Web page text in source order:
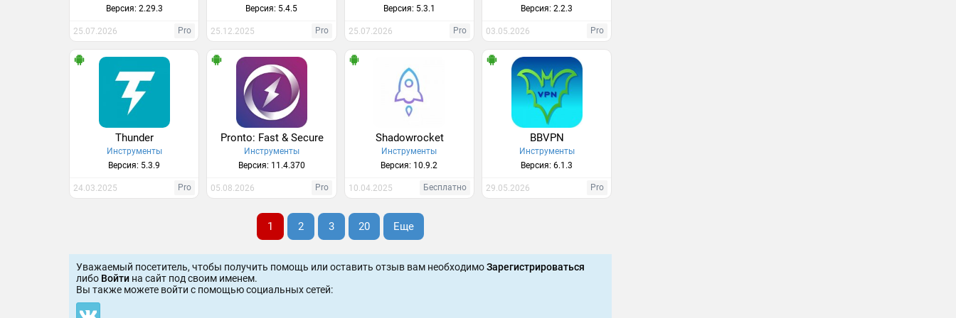
Версия: 2.29.3
25.07.2026 Pro
Версия: 5.4.5
25.12.2025 Pro
Версия: 5.3.1
25.07.2026 Pro
Версия: 2.2.3
03.05.2026 Pro
Thunder
Инструменты
Версия: 5.3.9
24.03.2025 Pro
Pronto: Fast & Secure
Инструменты
Версия: 11.4.370
05.08.2026 Pro
Shadowrocket
Инструменты
Версия: 10.9.2
10.04.2025 Бесплатно
BBVPN
Инструменты
Версия: 6.1.3
29.05.2026 Pro
1 2 3 20 Еще
Уважаемый посетитель, чтобы получить помощь или оставить отзыв вам необходимоЗарегистрироваться
либо Войти на сайт под своим именем.
Вы также можете войти c помощью социальных сетей: